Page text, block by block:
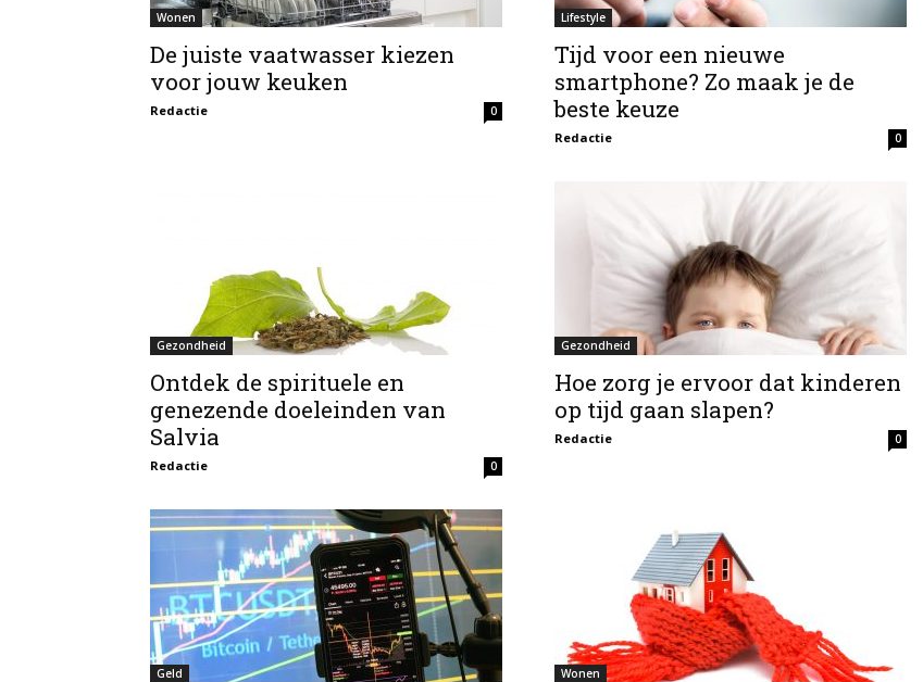
Wonen
De juiste vaatwasser kiezen
voor jouw keuken
Redactie 0
Lifestyle
Tijd voor een nieuwe
smartphone? Zo maak je de
beste keuze
Redactie 0
Gezondheid
Ontdek de spirituele en
genezende doeleinden van
Salvia
Redactie 0
Gezondheid
Hoe zorg je ervoor dat kinderen
op tijd gaan slapen?
Redactie 0
Geld Wonen